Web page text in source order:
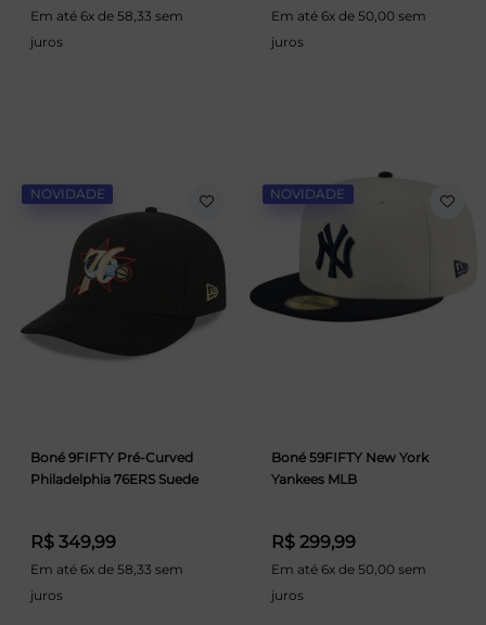
Em até 6x de 58,33 sem
juros
Em até 6x de 50,00 sem
juros
NOVIDADE
Boné 9FIFTY Pré-Curved
Philadelphia 76ERS Suede
R$ 349,99
Em até 6x de 58,33 sem
juros
NOVIDADE
Boné 59FIFTY New York
Yankees MLB
R$ 299,99
Em até 6x de 50,00 sem
juros